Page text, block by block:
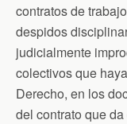
contratos de
despidos
judicialmente
colectivos que
Derecho, en los
del contrato que